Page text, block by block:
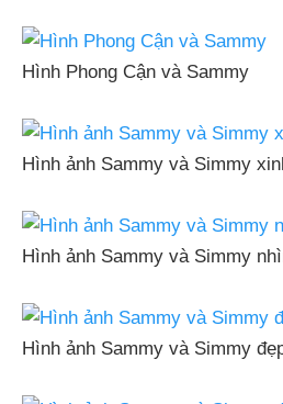
Hình Phong Cận và Sammy
Hình ảnh Sammy và Simmy
Hình ảnh Sammy và Simmy
Hình ảnh Sammy và Simmy